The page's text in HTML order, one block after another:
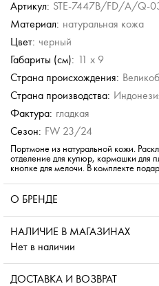
Портмоне с зажимом
для денег
14 990 руб.
8
Портмоне с зажимом
для денег
14 990 руб.
8
Артикул: STE-7447B/FD/A/Q-
Материал: натуральная кожа
Цвет: черный
Габариты (см): 11 x 9
Страна происхождения:
Страна производства:
Фактура: гладкая
Сезон: FW 23/24
Портмоне из натуральной кожи.
отделение для купюр, кармашки для
кнопке для мелочи. В комплекте
О БРЕНДЕ
НАЛИЧИЕ В МАГАЗИНАХ
Нет в наличии
ДОСТАВКА И ВОЗВРАТ